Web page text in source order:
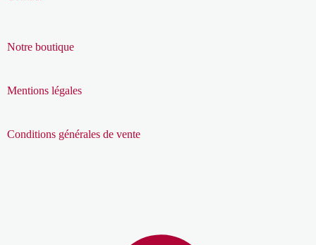
Notre boutique
Mentions légales
Conditions générales de vente